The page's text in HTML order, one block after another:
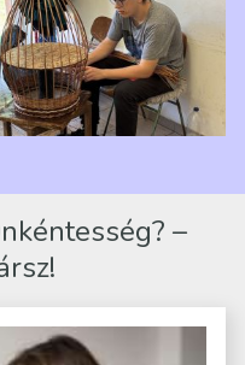
–